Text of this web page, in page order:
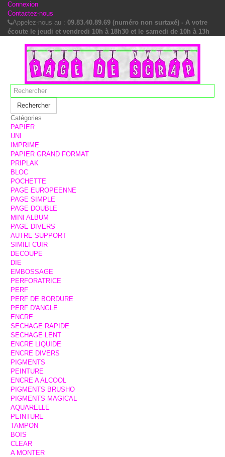
Connexion
Contactez-nous
Appelez-nous au : 09.83.40.89.69 (numéro non surtaxé) - A votre
écoute le jeudi et vendredi 10h à 18h30 et le samedi de 10h à 13h
Rechercher
Catégories
PAPIER
UNI
IMPRIME
PAPIER GRAND FORMAT
PRIPLAK
BLOC
POCHETTE
PAGE EUROPEENNE
PAGE SIMPLE
PAGE DOUBLE
MINI ALBUM
PAGE DIVERS
AUTRE SUPPORT
SIMILI CUIR
DECOUPE
DIE
EMBOSSAGE
PERFORATRICE
PERF
PERF DE BORDURE
PERF D'ANGLE
ENCRE
SECHAGE RAPIDE
SECHAGE LENT
ENCRE LIQUIDE
ENCRE DIVERS
PIGMENTS
PEINTURE
ENCRE A ALCOOL
PIGMENTS BRUSHO
PIGMENTS MAGICAL
AQUARELLE
PEINTURE
TAMPON
BOIS
CLEAR
A MONTER